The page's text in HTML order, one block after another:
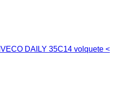
IVECO DAILY 35C14 volquete <